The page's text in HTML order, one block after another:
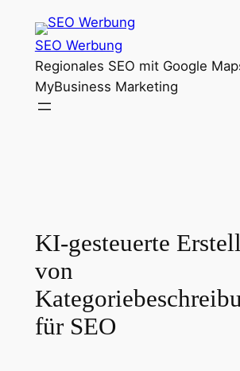
Inhalt
springen
SEO Werbung
Regionales SEO mit Google
MyBusiness Marketing
KI-gesteuerte
von
für SEO